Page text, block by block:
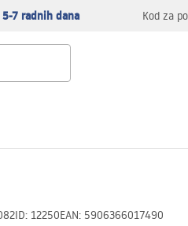
7 radnih dana Kod za
ID: 12250EAN: 5906366017490